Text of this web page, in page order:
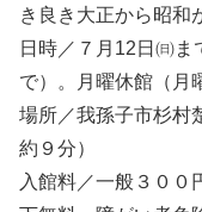
き良き大正から昭和
日時／７月12日㈰
で）。月曜休館（月
場所／我孫子市杉村
約９分）
入館料／一般３００